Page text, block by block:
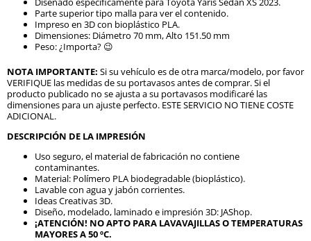
Parte superior tipo malla para ver el contenido.
Impreso en 3D con bioplástico PLA.
Dimensiones: Diámetro 70 mm, Alto 151.50 mm
Peso: ¿Importa? 😉
NOTA IMPORTANTE: Si su vehículo es de otra marca/modelo, por favor
VERIFIQUE las medidas de su portavasos antes de comprar. Si el
producto publicado no se ajusta a su portavasos modificaré las
dimensiones para un ajuste perfecto. ESTE SERVICIO NO TIENE COSTE
ADICIONAL.
DESCRIPCIÓN DE LA IMPRESIÓN
Uso seguro, el material de fabricación no contiene
contaminantes.
Material: Polímero PLA biodegradable (bioplástico).
Lavable con agua y jabón corrientes.
Ideas Creativas 3D.
Diseño, modelado, laminado e impresión 3D: JAShop.
¡ATENCIÓN! NO APTO PARA LAVAVAJILLAS O TEMPERATURAS
MAYORES A 50 ºC.